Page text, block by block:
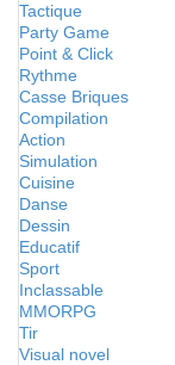
Tactique
Party Game
Point & Click
Rythme
Casse Briques
Compilation
Action
Simulation
Cuisine
Danse
Dessin
Educatif
Sport
Inclassable
MMORPG
Tir
Visual novel